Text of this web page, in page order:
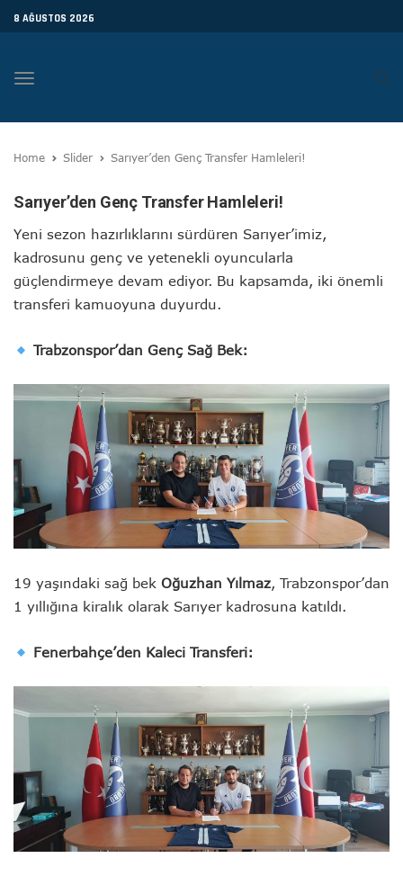
8 AĞUSTOS 2026
Toggle
Home Slider Sarıyer’den Genç Transfer Hamleleri!
Sarıyer’den Genç Transfer Hamleleri!
Yeni sezon hazırlıklarını sürdüren Sarıyer’imiz,
kadrosunu genç ve yetenekli oyuncularla
güçlendirmeye devam ediyor. Bu kapsamda, iki önemli
transferi kamuoyuna duyurdu.
Trabzonspor’dan Genç Sağ Bek:
19 yaşındaki sağ bek Oğuzhan Yılmaz, Trabzonspor’dan
1 yıllığına kiralık olarak Sarıyer kadrosuna katıldı.
Fenerbahçe’den Kaleci Transferi: